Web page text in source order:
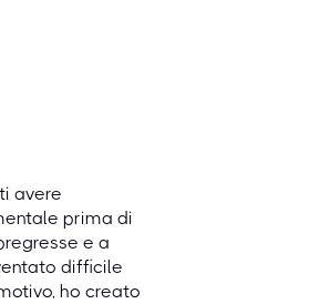
avere
prima di
e a
difficile
ho creato